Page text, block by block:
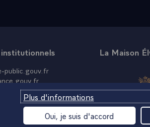
public.gouv.fr
La Maison
Plus d'informations
Oui, je suis d'accord